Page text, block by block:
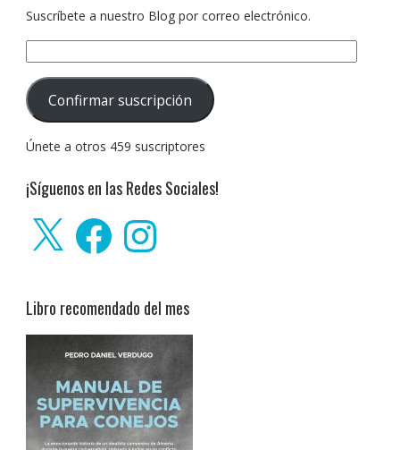
Suscríbete a nuestro Blog por correo electrónico.
correo
electrónico:
Confirmar suscripción
Únete a otros 459 suscriptores
¡Síguenos en las Redes Sociales!
FacebookInstagram
Libro recomendado del mes